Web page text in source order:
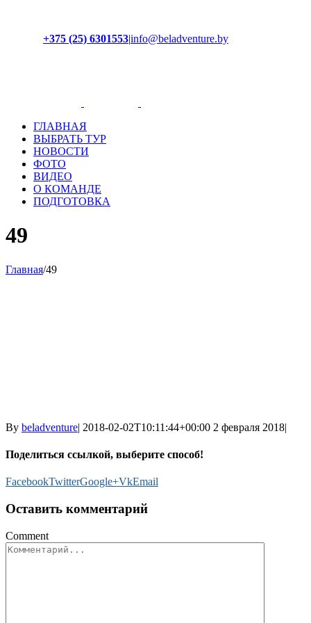
+375 (25) 6301553|info@beladventure.by
ГЛАВНАЯ
ВЫБРАТЬ ТУР
НОВОСТИ
ФОТО
ВИДЕО
О КОМАНДЕ
ПОДГОТОВКА
49
Главная/49
By beladventure| 2018-02-02T10:11:44+00:00 2 февраля 2018|
Поделиться ссылкой, выберите способ!
FacebookTwitterGoogle+VkEmail
Оставить комментарий
Comment